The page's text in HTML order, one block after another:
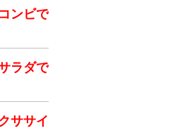
ンビで
ラダで
ササイ